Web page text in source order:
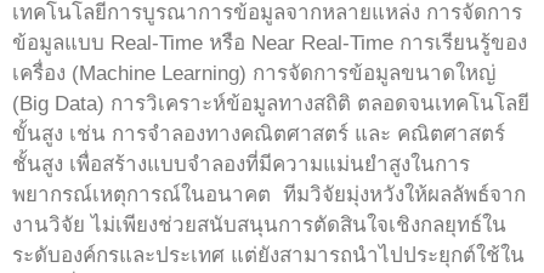
เทคโนโลยีการบูรณาการข้อมูลจากหลายแหล่ง การจัดการ
ข้อมูลแบบ Real-Time หรือ Near Real-Time การเรียนรู้ของ
เครื่อง (Machine Learning) การจัดการข้อมูลขนาดใหญ่
(Big Data) การวิเคราะห์ข้อมูลทางสถิติ ตลอดจนเทคโนโลยี
ขั้นสูง เช่น การจำลองทางคณิตศาสตร์ และ คณิตศาสตร์
ชั้นสูง เพื่อสร้างแบบจำลองที่มีความแม่นยำสูงในการ
พยากรณ์เหตุการณ์ในอนาคต ทีมวิจัยมุ่งหวังให้ผลลัพธ์จาก
งานวิจัย ไม่เพียงช่วยสนับสนุนการตัดสินใจเชิงกลยุทธ์ใน
ระดับองค์กรและประเทศ แต่ยังสามารถนำไปประยุกต์ใช้ใน